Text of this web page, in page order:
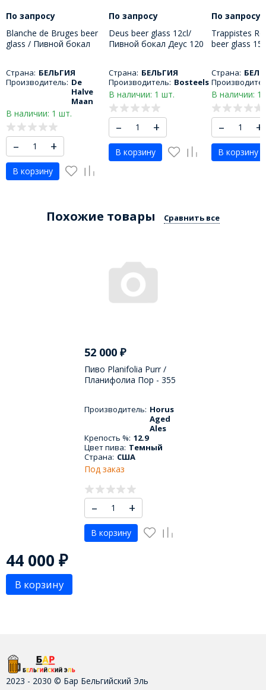
По запросу
Blanche de Bruges beer
glass / Пивной бокал
Страна: БЕЛЬГИЯ
Производитель: De
Halve
Maan
В наличии: 1 шт.
– +
В корзину
По запросу
Deus beer glass 12cl/
Пивной бокал Деус 120
Страна: БЕЛЬГИЯ
Производитель: Bosteels
В наличии: 1 шт.
– +
В корзину
По запросу
Trappistes
beer glass
Страна:
В наличии: 1
– +
В корзину
Похожие товары Сравнить все
52 000 ₽
Пиво Planifolia Purr /
Планифолиа Пор - 355
Производитель: Horus
Aged
Ales
Крепость %: 12.9
Цвет пива: Темный
Страна: США
Под заказ
– +
В корзину
44 000 ₽
В корзину
2023 - 2030 © Бар Бельгийский Эль